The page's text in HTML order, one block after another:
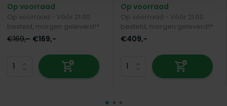
Op voorraad
Op voorraad - Vóór 21:00
besteld, morgen geleverd!*
€169,- €169,-
Op voorraad
Op voorraad - Vóór 21:00
besteld, morgen geleverd!*
€409,-